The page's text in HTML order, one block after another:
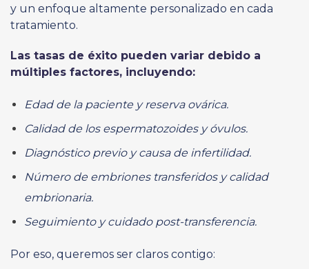
y un enfoque altamente personalizado en cada
tratamiento.
Las tasas de éxito pueden variar debido a
múltiples factores, incluyendo:
Edad de la paciente y reserva ovárica.
Calidad de los espermatozoides y óvulos.
Diagnóstico previo y causa de infertilidad.
Número de embriones transferidos y calidad
embrionaria.
Seguimiento y cuidado post-transferencia.
Por eso, queremos ser claros contigo: